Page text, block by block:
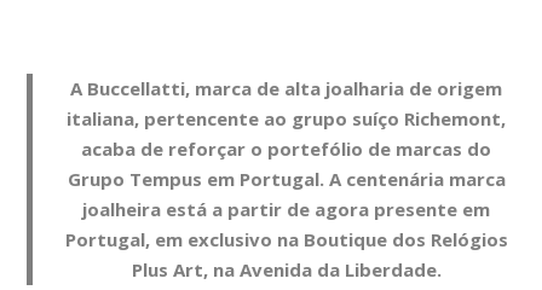
A Buccellatti, marca de alta joalharia de origem
italiana, pertencente ao grupo suíço Richemont,
acaba de reforçar o portefólio de marcas do
Grupo Tempus em Portugal. A centenária marca
joalheira está a partir de agora presente em
Portugal, em exclusivo na Boutique dos Relógios
Plus Art, na Avenida da Liberdade.